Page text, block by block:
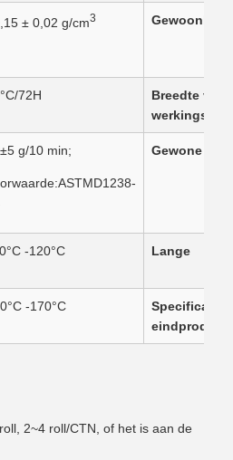
± 0,02 g/cm3 Gewoonlijke
72H
Breedte van
g/10 min; Gewone
-120°C Lange
-170°C
Specificatie
2~4 roll/CTN, of het is aan de